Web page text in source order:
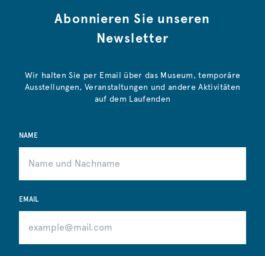
Abonnieren Sie unseren
Newsletter
Wir halten Sie per Email über das Museum, temporäre
Ausstellungen, Veranstaltungen und andere Aktivitäten
auf dem Laufenden
NAME
EMAIL